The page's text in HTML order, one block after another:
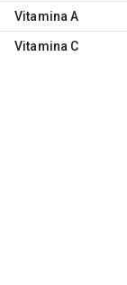
Vitamina A
Vitamina C